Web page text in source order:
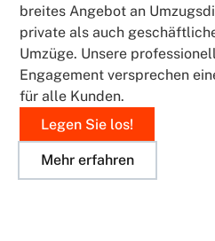
breites Angebot an
private als auch
Umzüge. Unsere
Engagement versprechen
für alle Kunden.
Legen Sie los!
Mehr erfahren